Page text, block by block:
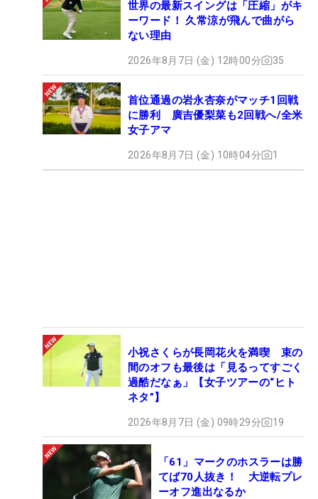
世界の最新スイングは「圧縮」がキ
ーワード！ 久常涼が飛んで曲がら
ない理由
2026年8月7日 (金) 12時00分 35
首位通過の岩永杏奈がマッチ1回戦
に勝利 廣吉優梨菜も2回戦へ/全米
女子アマ
2026年8月7日 (金) 10時04分 1
小祝さくらが長岡花火を満喫 束の
間のオフも最後は「見るってすごく
過酷だなぁ」【女子ツアーの“ヒト
ネタ”】
2026年8月7日 (金) 09時29分 19
「61」マークのホスラーは勝
てば70人抜き！ 大逆転プレ
ーオフ進出なるか